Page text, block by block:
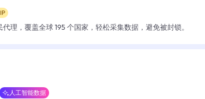
代理，覆盖全球 195 个国家，轻松采集数据，避免被封锁。
人工智能数据